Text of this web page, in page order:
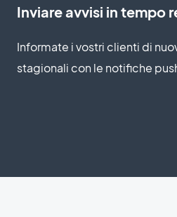
Inviare avvisi in tempo
Informate i vostri clienti di
stagionali con le notifiche